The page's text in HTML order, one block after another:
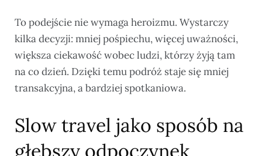
To podejście nie wymaga heroizmu. Wystarczy
kilka decyzji: mniej pośpiechu, więcej uważności,
większa ciekawość wobec ludzi, którzy żyją tam
na co dzień. Dzięki temu podróż staje się mniej
transakcyjna, a bardziej spotkaniowa.
Slow travel jako sposób na
głębszy odpoczynek